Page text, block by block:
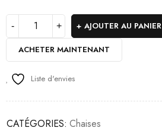
AJOUTER AU PANIER
ACHETER MAINTENANT
Liste d'envies
CATÉGORIES: Chaises